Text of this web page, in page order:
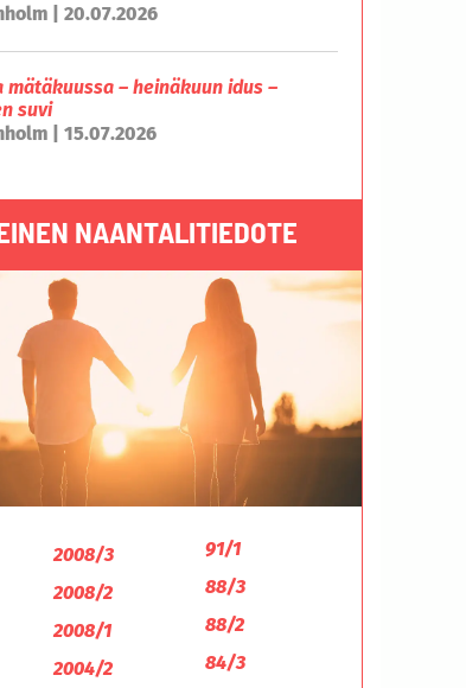
| 20.07.2026
mätäkuussa – heinäkuun idus –
suvi
| 15.07.2026
NAANTALITIEDOTE
2008/3
2008/2
2008/1
2004/2
91/1
88/3
88/2
84/3